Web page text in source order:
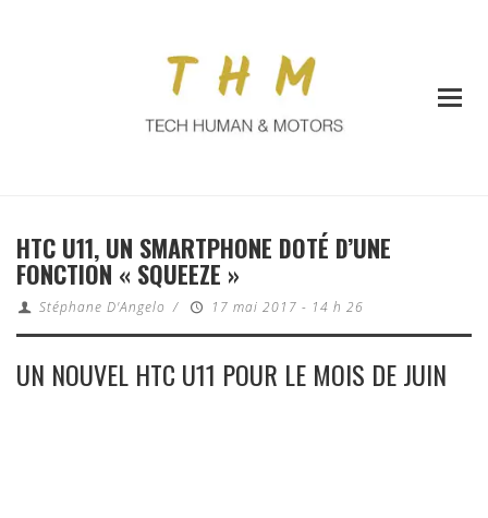
HTC U11, UN SMARTPHONE DOTÉ D’UNE
FONCTION « SQUEEZE »
Stéphane D'Angelo / 17 mai 2017 - 14 h 26
UN NOUVEL HTC U11 POUR LE MOIS DE JUIN